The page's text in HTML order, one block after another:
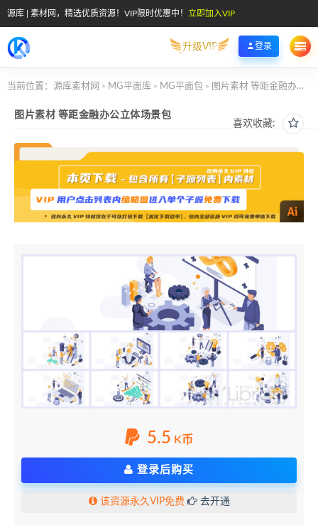
源库 | 素材网，精选优质资源！VIP限时优惠中！ 立即加入VIP
升级VIP 登录
当前位置： 源库素材网 > MG平面库 > MG平面包 > 图片素材 等距金融办公立体场景包
喜欢收藏:
图片素材 等距金融办公立体场景包
5.5 K币
登录后购买
该资源永久VIP免费 去开通